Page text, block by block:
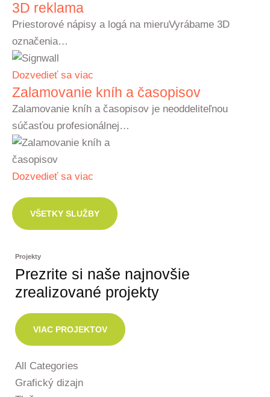
3D reklama
Priestorové nápisy a logá na mieruVyrábame 3D
označenia…
Dozvedieť sa viac
Zalamovanie kníh a časopisov
Zalamovanie kníh a časopisov je neoddeliteľnou
súčasťou profesionálnej…
Dozvedieť sa viac
VŠETKY SLUŽBY
Projekty
Prezrite si naše najnovšie
zrealizované projekty
VIAC PROJEKTOV
All Categories
Grafický dizajn